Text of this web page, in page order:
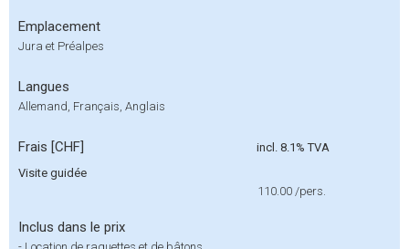
Emplacement
Jura et Préalpes
Langues
Allemand, Français, Anglais
Frais [CHF]
incl. 8.1% TVA
Visite guidée
110.00 /pers.
Inclus dans le prix